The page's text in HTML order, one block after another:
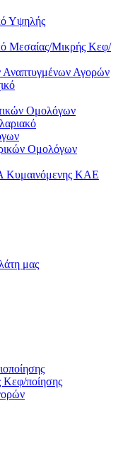
Υψηλής
Μεσαίας/Μικρής Κεφ/
Αγορών
Ομολόγων
Ομολόγων
ΚΑΕ
μας
Κεφ/ποίησης